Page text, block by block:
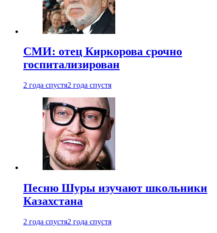
СМИ: отец Киркорова срочно
госпитализирован
2 года спустя2 года спустя
Песню Шуры изучают школьники
Казахстана
2 года спустя2 года спустя